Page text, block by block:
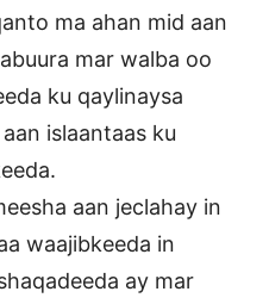
ma ahan mid aan
mar walba oo
ku qaylinaysa
islaantaas ku
aan jeclahay in
waajibkeeda in
ay mar